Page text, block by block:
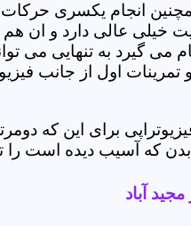
انجام یکسری
خیلی عالی دارد و ان
می گیرد به تنهایی می
تمرینات اول از جانب
برای این که
که آسیب دیده است را
آباد